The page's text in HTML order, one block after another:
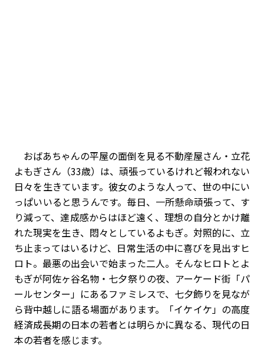
おばあちゃんの平屋の面倒を見る不動産屋さん・立花
よもぎさん（33歳）は、頑張っているけれど報われない
日々を生きています。彼女のような人って、世の中にい
っぱいいると思うんです。毎日、一所懸命頑張って、す
り減って、達成感からはほど遠く、理想の自分とかけ離
れた現実を生き、悶々としているよもぎ。対照的に、立
ち止まってはいるけど、日常生活の中に喜びを見出すヒ
ロト。最悪の出会いで始まった二人。そんなヒロトとよ
もぎが阿佐ヶ谷名物・七夕祭りの夜、アーケード街「パ
ールセンター」にあるファミレスで、七夕飾りを見なが
ら背中越しに語る場面があります。「イケイケ」の高度
経済成長期の日本の若者とは明らかに異なる、現代の日
本の若者を感じます。